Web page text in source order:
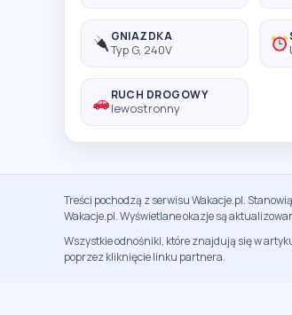
GNIAZDKA
Typ G, 240V
RUCH DROGOWY
lewostronny
Treści pochodzą z serwisu Wakacje.pl.
Wakacje.pl. Wyświetlane okazje są
Wszystkie odnośniki, które znajdują się w
poprzez kliknięcie linku partnera.